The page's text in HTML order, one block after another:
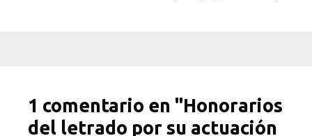
1 comentario en "Honorarios
del letrado por su actuación